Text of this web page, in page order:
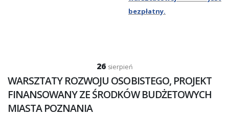
bezpłatny.
26 sierpień
WARSZTATY ROZWOJU OSOBISTEGO, PROJEKT
FINANSOWANY ZE ŚRODKÓW BUDŻETOWYCH
MIASTA POZNANIA